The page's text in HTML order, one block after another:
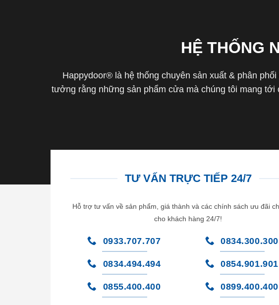
HỆ THỐNG
Happydoor® là hệ thống chuyên sản xuất & phân
tưởng rằng những sản phẩm cửa mà chúng tôi mang
TƯ VẤN TRỰC TIẾP 24/7
Hỗ trợ tư vấn về sản phẩm, giá thành và các chính sách ưu đãi
cho khách hàng 24/7!
0933.707.707
0834.494.494
0855.400.400
0834.300.300
0854.901.901
0899.400.400